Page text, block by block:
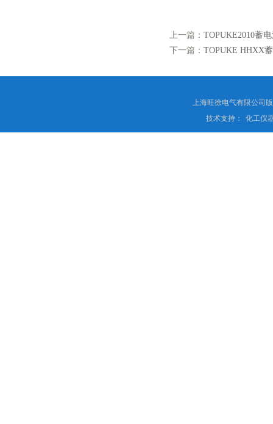
上一篇： TOPUKE2010蓄
下一篇： TOPUKE HHXX
上海旺徐电气有限公司
技术支持：
化工仪